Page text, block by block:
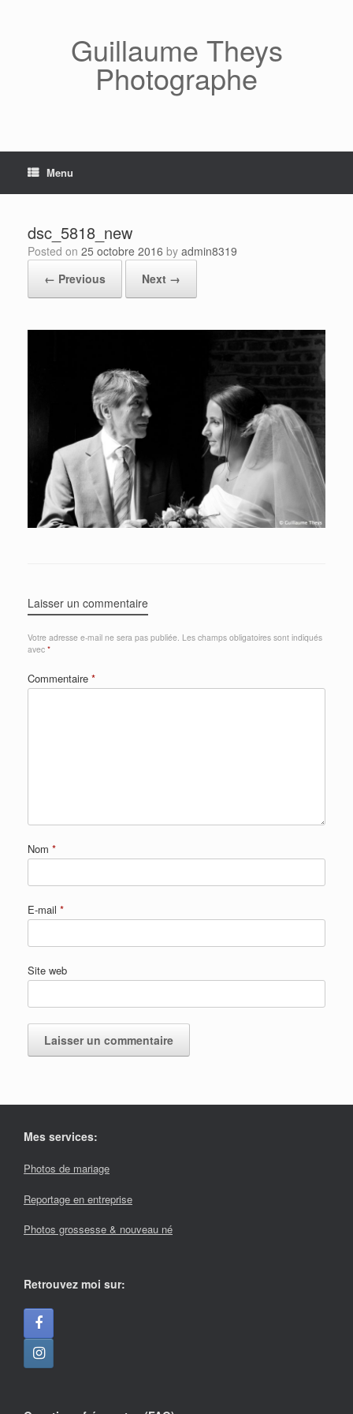
Guillaume Theys
Photographe
Menu
dsc_5818_new
Posted on 25 octobre 2016 by admin8319
← Previous
Next →
Laisser un commentaire
Votre adresse e-mail ne sera pas publiée. Les champs obligatoires sont indiqués
avec *
Commentaire *
Nom *
E-mail *
Site web
Mes services:
Photos de mariage
Reportage en entreprise
Photos grossesse & nouveau né
Retrouvez moi sur: